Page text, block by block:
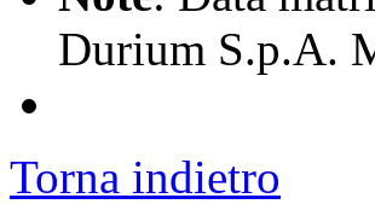
Durium S.p.A.
Torna indietro